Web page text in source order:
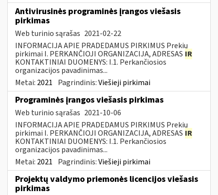
Antivirusinės programinės įrangos viešasis
pirkimas
Web turinio sąrašas 2021-02-22
INFORMACIJA APIE PRADEDAMUS PIRKIMUS Prekių
pirkimai I. PERKANČIOJI ORGANIZACIJA, ADRESAS IR
KONTAKTINIAI DUOMENYS: I.1. Perkančiosios
organizacijos pavadinimas...
Metai: 2021 Pagrindinis:Viešieji pirkimai
Programinės įrangos viešasis pirkimas
Web turinio sąrašas 2021-10-06
INFORMACIJA APIE PRADEDAMUS PIRKIMUS Prekių
pirkimai I. PERKANČIOJI ORGANIZACIJA, ADRESAS IR
KONTAKTINIAI DUOMENYS: I.1. Perkančiosios
organizacijos pavadinimas...
Metai: 2021 Pagrindinis:Viešieji pirkimai
Projektų valdymo priemonės licencijos viešasis
pirkimas